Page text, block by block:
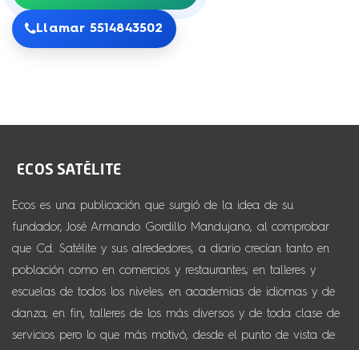
Llamar 5514843502
Ecos es una publicación que surgió de la idea de su
fundador, José Armando Gordillo Mandujano, al comprobar
que Cd. Satélite y sus alrededores, a diario crecían tanto en
población como en comercios y restaurantes; en talleres y
escuelas de todos los niveles; en academias de idiomas y de
danza; en fin, talleres de los más diversos y de toda clase de
servicios pero lo que más motivó, desde el punto de vista de